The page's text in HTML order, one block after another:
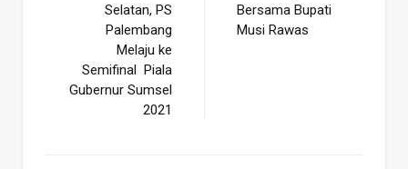
Selatan, PS
Palembang
Melaju ke
Semifinal Piala
Gubernur Sumsel
2021
Bersama Bupati
Musi Rawas